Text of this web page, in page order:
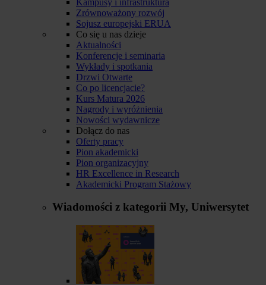
Zrównoważony rozwój
Sojusz europejski ERUA
Co się u nas dzieje
Aktualności
Konferencje i seminaria
Wykłady i spotkania
Drzwi Otwarte
Co po licencjacie?
Kurs Matura 2026
Nagrody i wyróżnienia
Nowości wydawnicze
Dołącz do nas
Oferty pracy
Pion akademicki
Pion organizacyjny
HR Excellence in Research
Akademicki Program Stażowy
Wiadomości z kategorii My, Uniwersytet